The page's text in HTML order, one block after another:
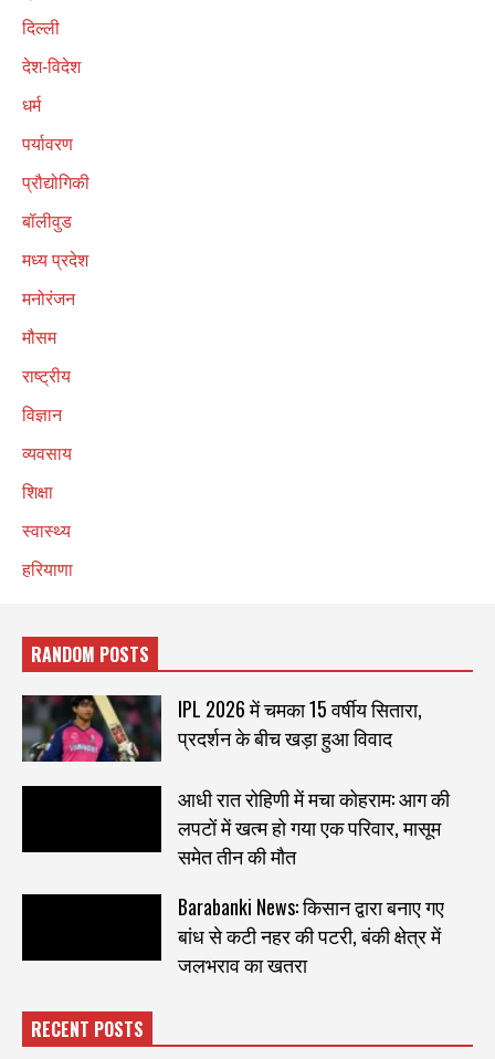
दिल्ली
देश-विदेश
धर्म
पर्यावरण
प्रौद्योगिकी
बॉलीवुड
मध्य प्रदेश
मनोरंजन
मौसम
राष्ट्रीय
विज्ञान
व्यवसाय
शिक्षा
स्वास्थ्य
हरियाणा
RANDOM POSTS
IPL 2026 में चमका 15 वर्षीय सितारा,
प्रदर्शन के बीच खड़ा हुआ विवाद
आधी रात रोहिणी में मचा कोहराम: आग की
लपटों में खत्म हो गया एक परिवार, मासूम
समेत तीन की मौत
Barabanki News: किसान द्वारा बनाए गए
बांध से कटी नहर की पटरी, बंकी क्षेत्र में
जलभराव का खतरा
RECENT POSTS